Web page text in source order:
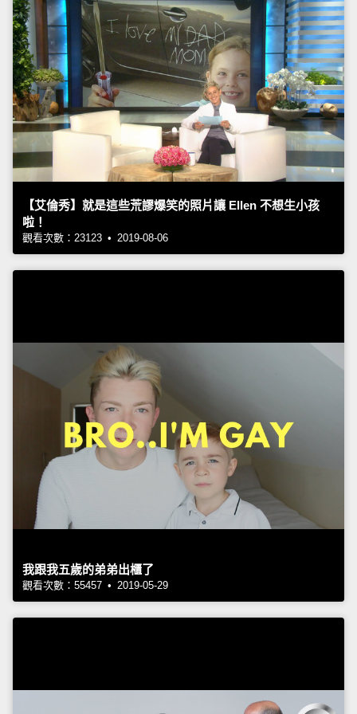
【艾倫秀】就是這些荒謬爆笑的照片讓 Ellen 不想生小孩
啦！
觀看次數：23123 • 2019-08-06
我跟我五歲的弟弟出櫃了
觀看次數：55457 • 2019-05-29